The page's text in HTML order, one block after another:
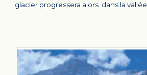
glacier progressera alors dans la vallée.